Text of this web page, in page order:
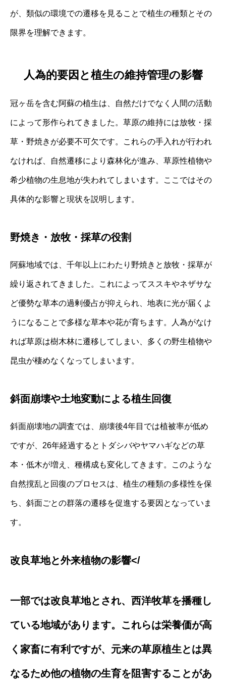
が、類似の環境での遷移を見ることで植生の種類とその
限界を理解できます。
人為的要因と植生の維持管理の影響
冠ヶ岳を含む阿蘇の植生は、自然だけでなく人間の活動
によって形作られてきました。草原の維持には放牧・採
草・野焼きが必要不可欠です。これらの手入れが行われ
なければ、自然遷移により森林化が進み、草原性植物や
希少植物の生息地が失われてしまいます。ここではその
具体的な影響と現状を説明します。
野焼き・放牧・採草の役割
阿蘇地域では、千年以上にわたり野焼きと放牧・採草が
繰り返されてきました。これによってススキやネザサな
ど優勢な草本の過剰優占が抑えられ、地表に光が届くよ
うになることで多様な草本や花が育ちます。人為がなけ
れば草原は樹木林に遷移してしまい、多くの野生植物や
昆虫が棲めなくなってしまいます。
斜面崩壊や土地変動による植生回復
斜面崩壊地の調査では、崩壊後4年目では植被率が低め
ですが、26年経過するとトダシバやヤマハギなどの草
本・低木が増え、種構成も変化してきます。このような
自然撹乱と回復のプロセスは、植生の種類の多様性を保
ち、斜面ごとの群落の遷移を促進する要因となっていま
す。
改良草地と外来植物の影響</
一部では改良草地とされ、西洋牧草を播種し
ている地域があります。これらは栄養価が高
く家畜に有利ですが、元来の草原植生とは異
なるため他の植物の生育を阻害することがあ